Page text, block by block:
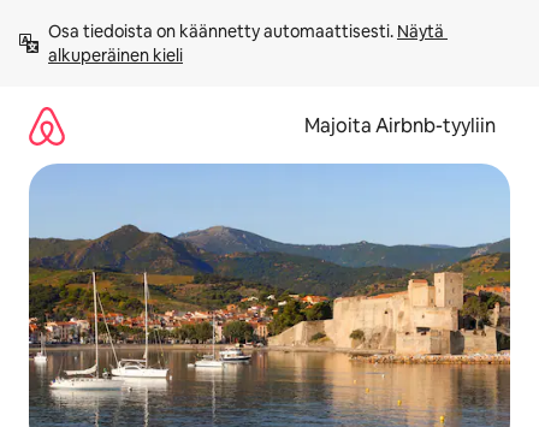
sisältö
väliin
Osa tiedoista on käännetty automaattisesti. Näytä
alkuperäinen kieli
Majoita Airbnb-tyyliin